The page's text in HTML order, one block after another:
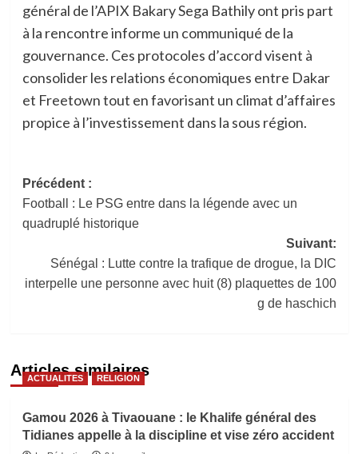
général de l’APIX Bakary Sega Bathily ont pris part
à la rencontre informe un communiqué de la
gouvernance. Ces protocoles d’accord visent à
consolider les relations économiques entre Dakar
et Freetown tout en favorisant un climat d’affaires
propice à l’investissement dans la sous région.
Navigation
d’article
Précédent :
Football : Le PSG entre dans la légende avec un
quadruplé historique
Suivant:
Sénégal : Lutte contre la trafique de drogue, la DIC
interpelle une personne avec huit (8) plaquettes de 100
g de haschich
Articles similaires
ACTUALITES RELIGION
Gamou 2026 à Tivaouane : le Khalife général des
Tidianes appelle à la discipline et vise zéro accident